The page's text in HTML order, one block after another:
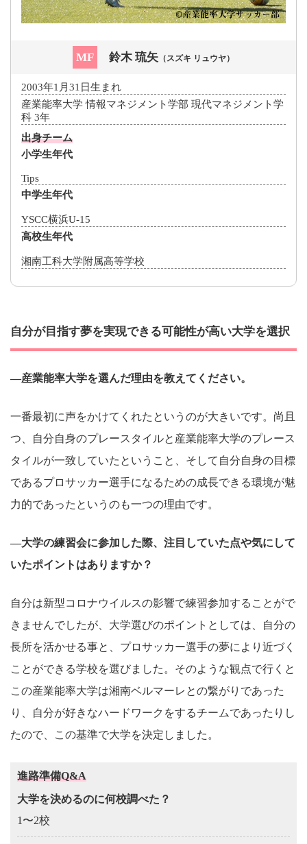
MF 鈴木 琉矢 （スズキ リュウヤ）
2003年1月31日生まれ
産業能率大学 情報マネジメント学部 現代マネジメント学
科 3年
出身チーム
小学生年代
Tips
中学生年代
YSCC横浜U-15
高校生年代
湘南工科大学附属高等学校
自分が目指す夢を実現できる可能性が高い大学を選択
―産業能率大学を選んだ理由を教えてください。
一番最初に声をかけてくれたというのが大きいです。尚且
つ、自分自身のプレースタイルと産業能率大学のプレース
タイルが一致していたということ、そして自分自身の目標
であるプロサッカー選手になるための成長できる環境が魅
力的であったというのも一つの理由です。
―大学の練習会に参加した際、注目していた点や気にして
いたポイントはありますか？
自分は新型コロナウイルスの影響で練習参加することがで
きませんでしたが、大学選びのポイントとしては、自分の
長所を活かせる事と、プロサッカー選手の夢により近づく
ことができる学校を選びました。そのような観点で行くと
この産業能率大学は湘南ベルマーレとの繋がりであった
り、自分が好きなハードワークをするチームであったりし
たので、この基準で大学を決定しました。
進路準備Q&A
大学を決めるのに何校調べた？
1〜2校